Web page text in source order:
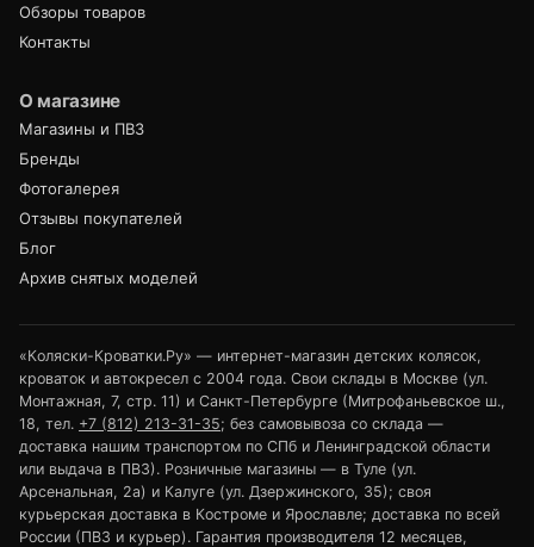
Обзоры товаров
Контакты
О магазине
Магазины и ПВЗ
Бренды
Фотогалерея
Отзывы покупателей
Блог
Архив снятых моделей
«Коляски-Кроватки.Ру» — интернет-магазин детских колясок,
кроваток и автокресел с 2004 года. Свои склады в Москве (ул.
Монтажная, 7, стр. 11) и Санкт-Петербурге (Митрофаньевское ш.,
18, тел. +7 (812) 213-31-35; без самовывоза со склада —
доставка нашим транспортом по СПб и Ленинградской области
или выдача в ПВЗ). Розничные магазины — в Туле (ул.
Арсенальная, 2а) и Калуге (ул. Дзержинского, 35); своя
курьерская доставка в Костроме и Ярославле; доставка по всей
России (ПВЗ и курьер). Гарантия производителя 12 месяцев,